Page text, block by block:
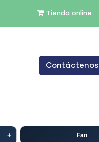
Tienda online
BLOG
Contáctenos
Fan